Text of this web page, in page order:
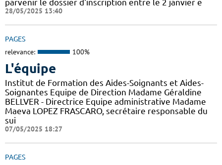
parvenir le dossier d'inscription entre le 2 janvier e
28/05/2025 13:40
PAGES
relevance: 100%
L'équipe
Institut de Formation des Aides-Soignants et Aides-
Soignantes Equipe de Direction Madame Géraldine
BELLVER - Directrice Equipe administrative Madame
Maeva LOPEZ FRASCARO, secrétaire responsable du
sui
07/05/2025 18:27
PAGES